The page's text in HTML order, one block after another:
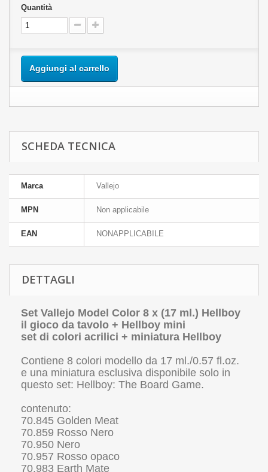
Quantità
Aggiungi al carrello
SCHEDA TECNICA
Marca Vallejo
MPN Non applicabile
EAN NONAPPLICABILE
DETTAGLI
Set Vallejo Model Color 8 x (17 ml.) Hellboy
il gioco da tavolo + Hellboy mini
set di colori acrilici + miniatura Hellboy
Contiene 8 colori modello da 17 ml./0.57 fl.oz.
e una miniatura esclusiva disponibile solo in
questo set: Hellboy: The Board Game.
contenuto:
70.845 Golden Meat
70.859 Rosso Nero
70.950 Nero
70.957 Rosso opaco
70.983 Earth Mate